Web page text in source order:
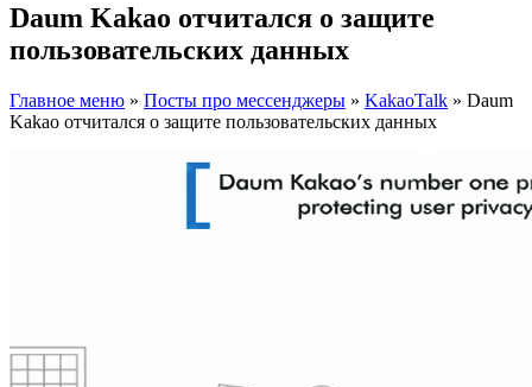
Daum Kakao отчитался о защите
пользовательских данных
Главное меню » Посты про мессенджеры » KakaoTalk » Daum
Kakao отчитался о защите пользовательских данных